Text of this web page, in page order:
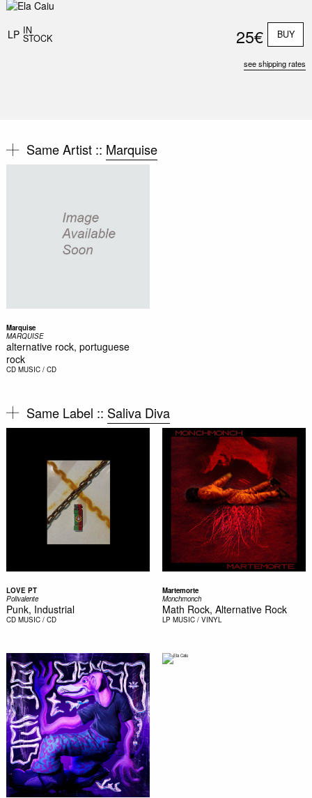
LP IN
STOCK 25€ BUY
see shipping rates
Same Artist :: Marquise
Marquise
MARQUISE
alternative rock, portuguese
rock
CD MUSIC / CD
Same Label :: Saliva Diva
LOVE PT
Polivalente
Punk, Industrial
CD MUSIC / CD
Martemorte
Monchmonch
Math Rock, Alternative Rock
LP MUSIC / VINYL